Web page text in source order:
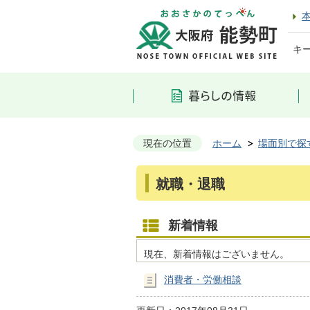
キ
現在の位置 ホーム 場面別で探
就職・退職
新着情報
現在、新着情報はございません。
消費者・労働相談